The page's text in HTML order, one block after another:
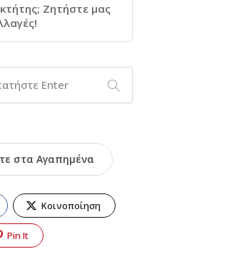
Ζητήστε μας
στα Αγαπημένα
Κοινοποίηση
Pin It